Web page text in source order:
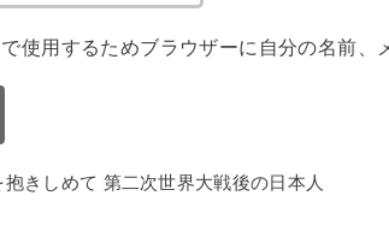
使用するためブラウザーに自分の名前、
抱きしめて 第二次世界大戦後の日本人